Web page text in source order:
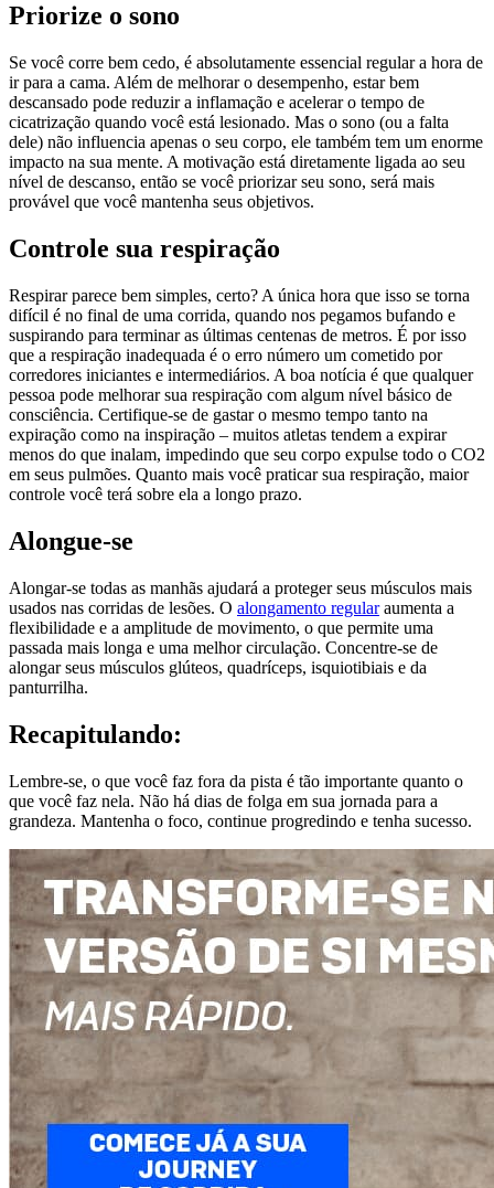
Priorize o sono
Se você corre bem cedo, é absolutamente essencial regular a hora de
ir para a cama. Além de melhorar o desempenho, estar bem
descansado pode reduzir a inflamação e acelerar o tempo de
cicatrização quando você está lesionado. Mas o sono (ou a falta
dele) não influencia apenas o seu corpo, ele também tem um enorme
impacto na sua mente. A motivação está diretamente ligada ao seu
nível de descanso, então se você priorizar seu sono, será mais
provável que você mantenha seus objetivos.
Controle sua respiração
Respirar parece bem simples, certo? A única hora que isso se torna
difícil é no final de uma corrida, quando nos pegamos bufando e
suspirando para terminar as últimas centenas de metros. É por isso
que a respiração inadequada é o erro número um cometido por
corredores iniciantes e intermediários. A boa notícia é que qualquer
pessoa pode melhorar sua respiração com algum nível básico de
consciência. Certifique-se de gastar o mesmo tempo tanto na
expiração como na inspiração – muitos atletas tendem a expirar
menos do que inalam, impedindo que seu corpo expulse todo o CO2
em seus pulmões. Quanto mais você praticar sua respiração, maior
controle você terá sobre ela a longo prazo.
Alongue-se
Alongar-se todas as manhãs ajudará a proteger seus músculos mais
usados ​​nas corridas de lesões. O alongamento regularaumenta a
flexibilidade e a amplitude de movimento, o que permite uma
passada mais longa e uma melhor circulação. Concentre-se de
alongar seus músculos glúteos, quadríceps, isquiotibiais e da
panturrilha.
Recapitulando:
Lembre-se, o que você faz fora da pista é tão importante quanto o
que você faz nela. Não há dias de folga em sua jornada para a
grandeza. Mantenha o foco, continue progredindo e tenha sucesso.